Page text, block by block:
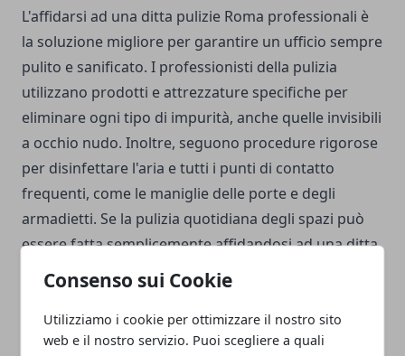
Consenso sui Cookie
Utilizziamo i cookie per ottimizzare il nostro sito
web e il nostro servizio. Puoi scegliere a quali
L'affidarsi ad una ditta pulizie Roma professionali è
la soluzione migliore per garantire un ufficio sempre
pulito e sanificato. I professionisti della pulizia
utilizzano prodotti e attrezzature specifiche per
eliminare ogni tipo di impurità, anche quelle invisibili
a occhio nudo. Inoltre, seguono procedure rigorose
per disinfettare l'aria e tutti i punti di contatto
frequenti, come le maniglie delle porte e degli
armadietti. Se la pulizia quotidiana degli spazi può
essere fatta semplicemente affidandosi ad una ditta
di pulizie interna, per sanificare a fondo gli ambienti
eliminare qualsiasi traccia di sporco.